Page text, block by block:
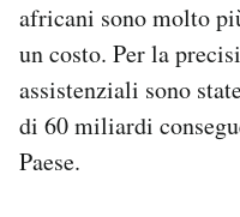
africani sono molto
un costo. Per la
assistenziali sono
di 60 miliardi
Paese.